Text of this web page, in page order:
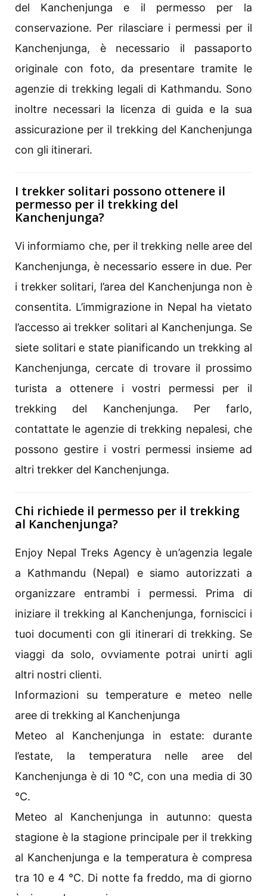
del Kanchenjunga e il permesso per la
conservazione. Per rilasciare i permessi per il
Kanchenjunga, è necessario il passaporto
originale con foto, da presentare tramite le
agenzie di trekking legali di Kathmandu. Sono
inoltre necessari la licenza di guida e la sua
assicurazione per il trekking del Kanchenjunga
con gli itinerari.
I trekker solitari possono ottenere il
permesso per il trekking del
Kanchenjunga?
Vi informiamo che, per il trekking nelle aree del
Kanchenjunga, è necessario essere in due. Per
i trekker solitari, l’area del Kanchenjunga non è
consentita. L’immigrazione in Nepal ha vietato
l’accesso ai trekker solitari al Kanchenjunga. Se
siete solitari e state pianificando un trekking al
Kanchenjunga, cercate di trovare il prossimo
turista a ottenere i vostri permessi per il
trekking del Kanchenjunga. Per farlo,
contattate le agenzie di trekking nepalesi, che
possono gestire i vostri permessi insieme ad
altri trekker del Kanchenjunga.
Chi richiede il permesso per il trekking
al Kanchenjunga?
Enjoy Nepal Treks Agency è un’agenzia legale
a Kathmandu (Nepal) e siamo autorizzati a
organizzare entrambi i permessi. Prima di
iniziare il trekking al Kanchenjunga, forniscici i
tuoi documenti con gli itinerari di trekking. Se
viaggi da solo, ovviamente potrai unirti agli
altri nostri clienti.
Informazioni su temperature e meteo nelle
aree di trekking al Kanchenjunga
Meteo al Kanchenjunga in estate: durante
l’estate, la temperatura nelle aree del
Kanchenjunga è di 10 °C, con una media di 30
°C.
Meteo al Kanchenjunga in autunno: questa
stagione è la stagione principale per il trekking
al Kanchenjunga e la temperatura è compresa
tra 10 e 4 °C. Di notte fa freddo, ma di giorno